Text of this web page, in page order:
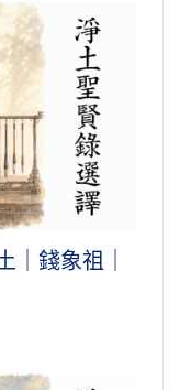
｜錢象祖｜